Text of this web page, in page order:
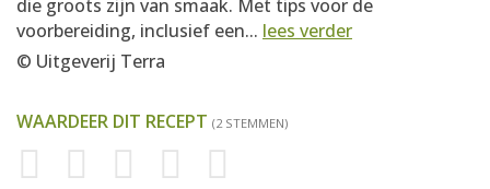
die groots zijn van smaak. Met tips voor de
voorbereiding, inclusief een... lees verder
© Uitgeverij Terra
WAARDEER DIT RECEPT (2 STEMMEN)